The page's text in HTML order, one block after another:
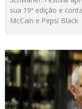
sua 19ª edição e
McCain e Pepsi